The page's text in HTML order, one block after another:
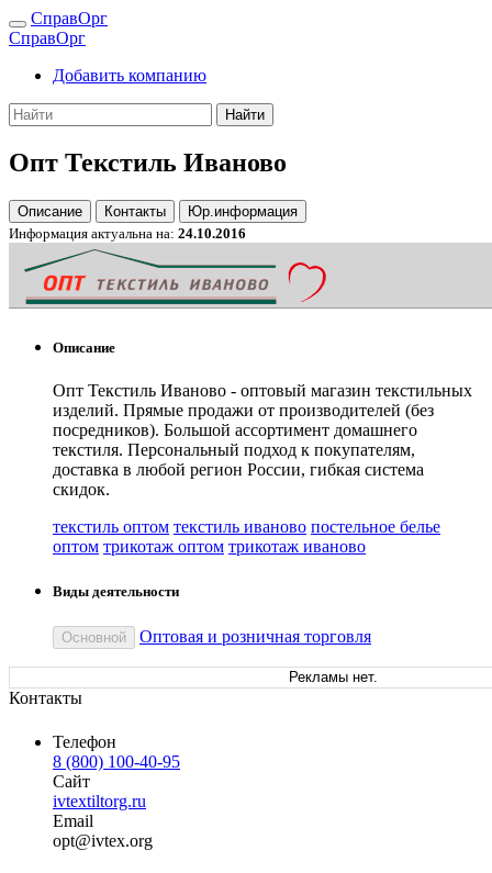
СправОрг
СправОрг
Добавить компанию
Найти
Опт Текстиль Иваново
Описание Контакты
Юр.информация
Информация актуальна на: 24.10.2016
Описание
Опт Текстиль Иваново - оптовый магазин текстильных
изделий. Прямые продажи от производителей (без
посредников). Большой ассортимент домашнего
текстиля. Персональный подход к покупателям,
доставка в любой регион России, гибкая система
скидок.
текстиль оптом текстиль иваново постельное белье
оптом трикотаж оптом трикотаж иваново
Виды деятельности
Основной Оптовая и розничная торговля
Рекламы нет.
Контакты
Телефон
8 (800) 100-40-95
Сайт
ivtextiltorg.ru
Email
opt@ivtex.org